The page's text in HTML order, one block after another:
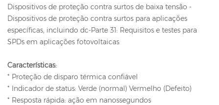
Dispositivos de proteção contra surtos de baixa tensão -
Dispositivos de proteção contra surtos para aplicações
específicas, incluindo dc-Parte 31: Requisitos e testes para
SPDs em aplicações fotovoltaicas
Características:
* Proteção de disparo térmica confiável
* Indicador de status: Verde (normal) Vermelho (Defeito)
* Resposta rápida: ação em nanossegundos